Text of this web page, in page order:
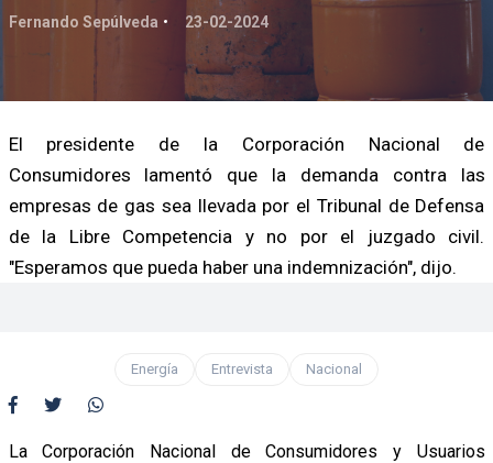
Fernando Sepúlveda 23-02-2024
El presidente de la Corporación Nacional de
Consumidores lamentó que la demanda contra las
empresas de gas sea llevada por el Tribunal de Defensa
de la Libre Competencia y no por el juzgado civil.
"Esperamos que pueda haber una indemnización", dijo.
Energía Entrevista Nacional
La Corporación Nacional de Consumidores y Usuarios